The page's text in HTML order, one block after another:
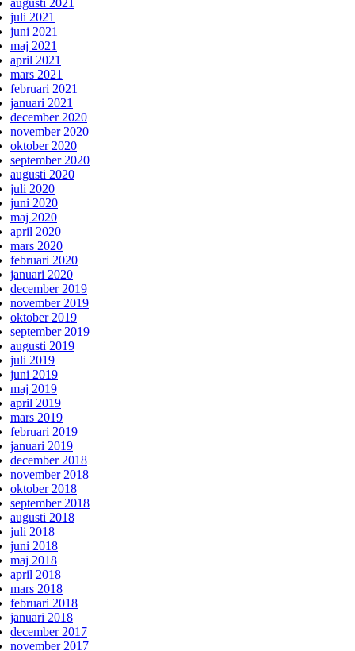
augusti 2021
juli 2021
juni 2021
maj 2021
april 2021
mars 2021
februari 2021
januari 2021
december 2020
november 2020
oktober 2020
september 2020
augusti 2020
juli 2020
juni 2020
maj 2020
april 2020
mars 2020
februari 2020
januari 2020
december 2019
november 2019
oktober 2019
september 2019
augusti 2019
juli 2019
juni 2019
maj 2019
april 2019
mars 2019
februari 2019
januari 2019
december 2018
november 2018
oktober 2018
september 2018
augusti 2018
juli 2018
juni 2018
maj 2018
april 2018
mars 2018
februari 2018
januari 2018
december 2017
november 2017